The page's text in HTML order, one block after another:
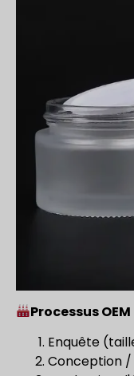
Processus
Enquête
Conception /